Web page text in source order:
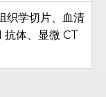
织学切片、血清
抗体、显微 CT